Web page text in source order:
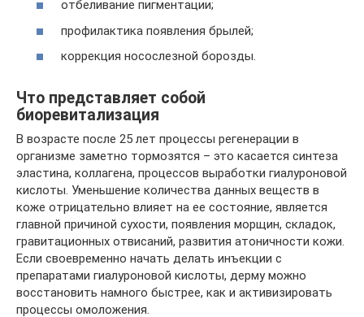
отбеливание пигментации;
профилактика появления брылей;
коррекция носослезной борозды.
Что представляет собой
биоревитализация
В возрасте после 25 лет процессы регенерации в
организме заметно тормозятся – это касается синтеза
эластина, коллагена, процессов выработки гиалуроновой
кислоты. Уменьшение количества данных веществ в
коже отрицательно влияет на ее состояние, является
главной причиной сухости, появления морщин, складок,
гравитационных отвисаний, развития атоничности кожи.
Если своевременно начать делать инъекции с
препаратами гиалуроновой кислоты, дерму можно
восстановить намного быстрее, как и активизировать
процессы омоложения.